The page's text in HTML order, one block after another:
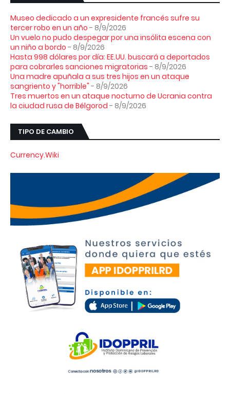
Museo dedicado a un expresidente francés sufre su
tercer robo en un año - 8/9/2026
Un vuelo no pudo despegar por una insólita escena con
un niño a bordo - 8/9/2026
Hasta 998 dólares por día: EE.UU. buscará a deportados
para cobrarles sanciones migratorias - 8/9/2026
Una madre apuñala a sus tres hijos en un ataque
sangriento y "horrible" - 8/9/2026
Tres muertos en un ataque nocturno de Ucrania contra
la ciudad rusa de Bélgorod - 8/9/2026
TIPO DE CAMBIO
Currency.Wiki